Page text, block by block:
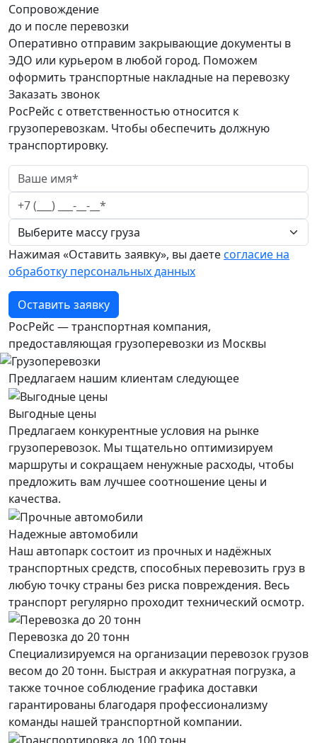
Сопровождение
до и после перевозки
Оперативно отправим закрывающие документы в
ЭДО или курьером в любой город. Поможем
оформить транспортные накладные на перевозку
Заказать звонок
РосРейс с ответственностью относится к
грузоперевозкам. Чтобы обеспечить должную
транспортировку.
Нажимая «Оставить заявку», вы даетесогласие на
обработку персональных данных
Оставить заявку
РосРейс — транспортная компания,
предоставляющая грузоперевозки из Москвы
Предлагаем нашим клиентам следующее
Выгодные цены
Предлагаем конкурентные условия на рынке
грузоперевозок. Мы тщательно оптимизируем
маршруты и сокращаем ненужные расходы, чтобы
предложить вам лучшее соотношение цены и
качества.
Надежные автомобили
Наш автопарк состоит из прочных и надёжных
транспортных средств, способных перевозить груз в
любую точку страны без риска повреждения. Весь
транспорт регулярно проходит технический осмотр.
Перевозка до 20 тонн
Специализируемся на организации перевозок грузов
весом до 20 тонн. Быстрая и аккуратная погрузка, а
также точное соблюдение графика доставки
гарантированы благодаря профессионализму
команды нашей транспортной компании.